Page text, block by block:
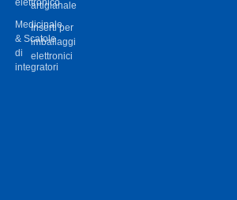
elettronico
Medicinale
& Scatole
di
integratori
artigianale
Inserti per
imballaggi
elettronici